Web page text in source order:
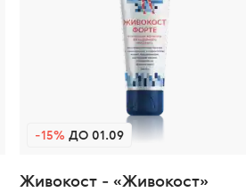
-15% ДО 01.09
Живокост - «Живокост»